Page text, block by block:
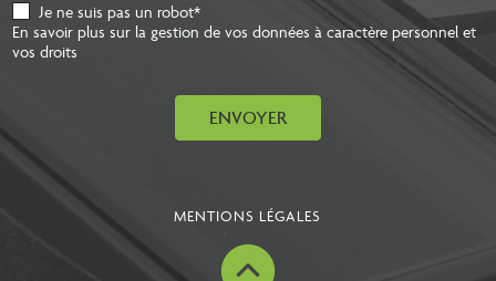
Je ne suis pas un robot*
En savoir plus sur la gestion de vos données à caractère personnel et
vos droits
ENVOYER
MENTIONS LÉGALES